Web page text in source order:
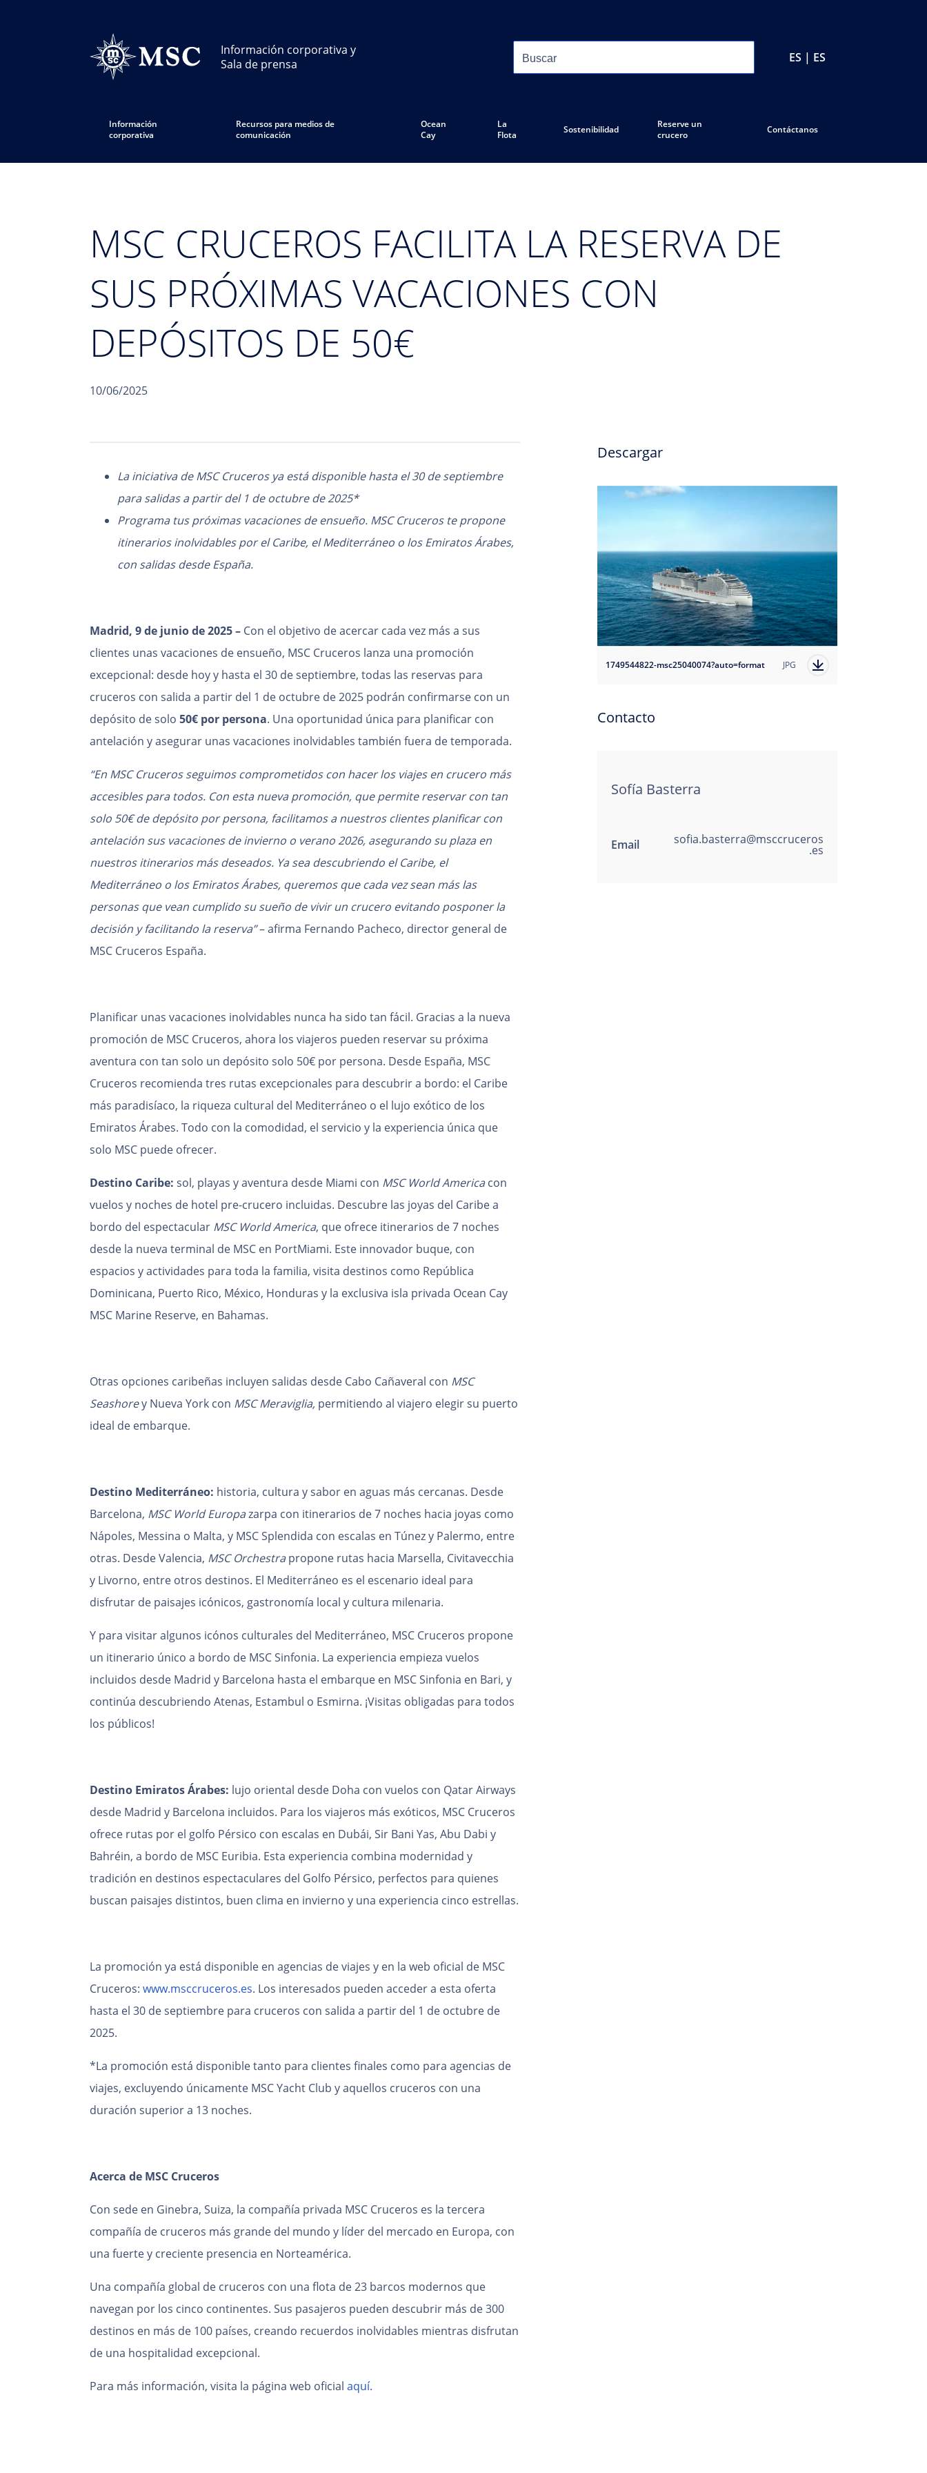
Información corporativa y
Sala de prensa
ES | ES
Información
corporativa
Recursos para medios de
comunicación
Ocean
Cay
La
Flota
Sostenibilidad
Reserve un
crucero
Contáctanos
MSC CRUCEROS FACILITA LA RESERVA DE
SUS PRÓXIMAS VACACIONES CON
DEPÓSITOS DE 50€
10/06/2025
La iniciativa de MSC Cruceros ya está disponible hasta el 30 de septiembre
para salidas a partir del 1 de octubre de 2025*
Programa tus próximas vacaciones de ensueño. MSC Cruceros te propone
itinerarios inolvidables por el Caribe, el Mediterráneo o los Emiratos Árabes,
con salidas desde España.
Madrid, 9 de junio de 2025 – Con el objetivo de acercar cada vez más a sus
clientes unas vacaciones de ensueño, MSC Cruceros lanza una promoción
excepcional: desde hoy y hasta el 30 de septiembre, todas las reservas para
cruceros con salida a partir del 1 de octubre de 2025 podrán confirmarse con un
depósito de solo 50€ por persona. Una oportunidad única para planificar con
antelación y asegurar unas vacaciones inolvidables también fuera de temporada.
“En MSC Cruceros seguimos comprometidos con hacer los viajes en crucero más
accesibles para todos. Con esta nueva promoción, que permite reservar con tan
solo 50€ de depósito por persona, facilitamos a nuestros clientes planificar con
antelación sus vacaciones de invierno o verano 2026, asegurando su plaza en
nuestros itinerarios más deseados. Ya sea descubriendo el Caribe, el
Mediterráneo o los Emiratos Árabes, queremos que cada vez sean más las
personas que vean cumplido su sueño de vivir un crucero evitando posponer la
decisión y facilitando la reserva”– afirma Fernando Pacheco, director general de
MSC Cruceros España.
Planificar unas vacaciones inolvidables nunca ha sido tan fácil. Gracias a la nueva
promoción de MSC Cruceros, ahora los viajeros pueden reservar su próxima
aventura con tan solo un depósito solo 50€ por persona. Desde España, MSC
Cruceros recomienda tres rutas excepcionales para descubrir a bordo: el Caribe
más paradisíaco, la riqueza cultural del Mediterráneo o el lujo exótico de los
Emiratos Árabes. Todo con la comodidad, el servicio y la experiencia única que
solo MSC puede ofrecer.
Destino Caribe: sol, playas y aventura desde Miami con MSC World Americacon
vuelos y noches de hotel pre-crucero incluidas. Descubre las joyas del Caribe a
bordo del espectacular MSC World America, que ofrece itinerarios de 7 noches
desde la nueva terminal de MSC en PortMiami. Este innovador buque, con
espacios y actividades para toda la familia, visita destinos como República
Dominicana, Puerto Rico, México, Honduras y la exclusiva isla privada Ocean Cay
MSC Marine Reserve, en Bahamas.
Otras opciones caribeñas incluyen salidas desde Cabo Cañaveral con MSC
Seashorey Nueva York con MSC Meraviglia, permitiendo al viajero elegir su puerto
ideal de embarque.
Destino Mediterráneo: historia, cultura y sabor en aguas más cercanas. Desde
Barcelona, MSC World Europazarpa con itinerarios de 7 noches hacia joyas como
Nápoles, Messina o Malta, y MSC Splendida con escalas en Túnez y Palermo, entre
otras. Desde Valencia, MSC Orchestrapropone rutas hacia Marsella, Civitavecchia
y Livorno, entre otros destinos. El Mediterráneo es el escenario ideal para
disfrutar de paisajes icónicos, gastronomía local y cultura milenaria.
Y para visitar algunos icónos culturales del Mediterráneo, MSC Cruceros propone
un itinerario único a bordo de MSC Sinfonia. La experiencia empieza vuelos
incluidos desde Madrid y Barcelona hasta el embarque en MSC Sinfonia en Bari, y
continúa descubriendo Atenas, Estambul o Esmirna. ¡Visitas obligadas para todos
los públicos!
Destino Emiratos Árabes: lujo oriental desde Doha con vuelos con Qatar Airways
desde Madrid y Barcelona incluidos. Para los viajeros más exóticos, MSC Cruceros
ofrece rutas por el golfo Pérsico con escalas en Dubái, Sir Bani Yas, Abu Dabi y
Bahréin, a bordo de MSC Euribia. Esta experiencia combina modernidad y
tradición en destinos espectaculares del Golfo Pérsico, perfectos para quienes
buscan paisajes distintos, buen clima en invierno y una experiencia cinco estrellas.
La promoción ya está disponible en agencias de viajes y en la web oficial de MSC
Cruceros: www.msccruceros.es. Los interesados pueden acceder a esta oferta
hasta el 30 de septiembre para cruceros con salida a partir del 1 de octubre de
2025.
*La promoción está disponible tanto para clientes finales como para agencias de
viajes, excluyendo únicamente MSC Yacht Club y aquellos cruceros con una
duración superior a 13 noches.
Acerca de MSC Cruceros
Con sede en Ginebra, Suiza, la compañía privada MSC Cruceros es la tercera
compañía de cruceros más grande del mundo y líder del mercado en Europa, con
una fuerte y creciente presencia en Norteamérica.
Una compañía global de cruceros con una flota de 23 barcos modernos que
navegan por los cinco continentes. Sus pasajeros pueden descubrir más de 300
destinos en más de 100 países, creando recuerdos inolvidables mientras disfrutan
de una hospitalidad excepcional.
Para más información, visita la página web oficial aquí.
Descargar
1749544822-msc25040074?auto=format JPG
Contacto
Sofía Basterra
Email sofia.basterra@msccruceros
.es